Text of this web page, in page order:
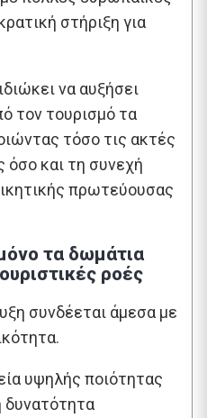
στήριξη για
να αυξήσει
τον τουρισμό τα
τόσο τις ακτές
και τη συνεχή
πρωτεύουσας
τα δωμάτια
ροές
συνδέεται άμεσα με
υψηλής ποιότητας
δυνατότητα